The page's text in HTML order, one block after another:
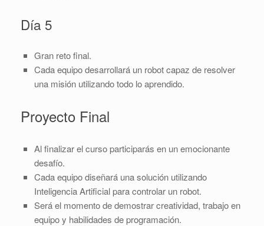
Día 5
Gran reto final.
Cada equipo desarrollará un robot capaz de resolver
una misión utilizando todo lo aprendido.
Proyecto Final
Al finalizar el curso participarás en un emocionante
desafío.
Cada equipo diseñará una solución utilizando
Inteligencia Artificial para controlar un robot.
Será el momento de demostrar creatividad, trabajo en
equipo y habilidades de programación.